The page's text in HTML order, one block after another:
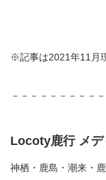
※記事は2021年11月
－－－－－－－－－
Locoty鹿行 メデ
神栖・鹿島・潮来・